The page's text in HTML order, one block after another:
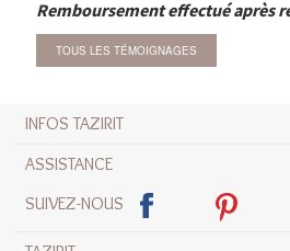
Remboursement effectué après
TOUS LES TÉMOIGNAGES
INFOS TAZIRIT
ASSISTANCE
SUIVEZ-NOUS